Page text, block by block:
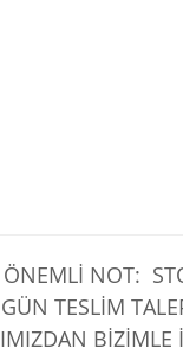
ÖNEMLİ NOT:
TESLİM
BİZİMLE